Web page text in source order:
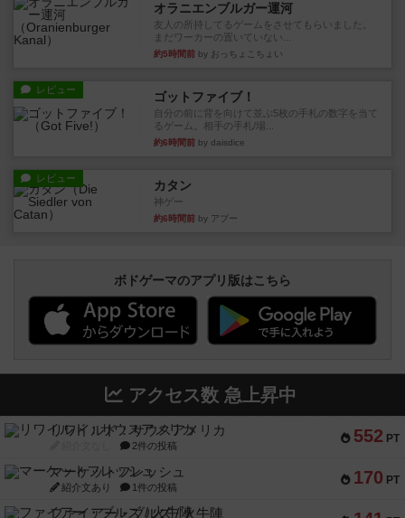
オラニエンブルガー運河
友人の所持してるゲームをさせてもらいました。
まだワーカーの置いていない...
約5時間前 by おっちょこちょい
レビュー ゴットファイブ！
自分の前に背を向けて並ぶ5枚の手札の数字を当て
るゲーム。相手の手札/場...
約6時間前 by daisdice
レビュー カタン
神ゲー
約6時間前 by アプー
ボドゲーマのアプリ版はこちら
アクセス数 急上昇中
552 PT
リワイルド：サウスアメリカ
2件の投稿
170 PT
マーケットフレッシュ
紹介文あり 1件の投稿
ファイアー・ブルズ / 火牛陣